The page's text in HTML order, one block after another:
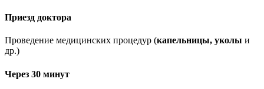
Приезд доктора
Проведение медицинских процедур (капельницы, уколы и
др.)
Через 30 минут